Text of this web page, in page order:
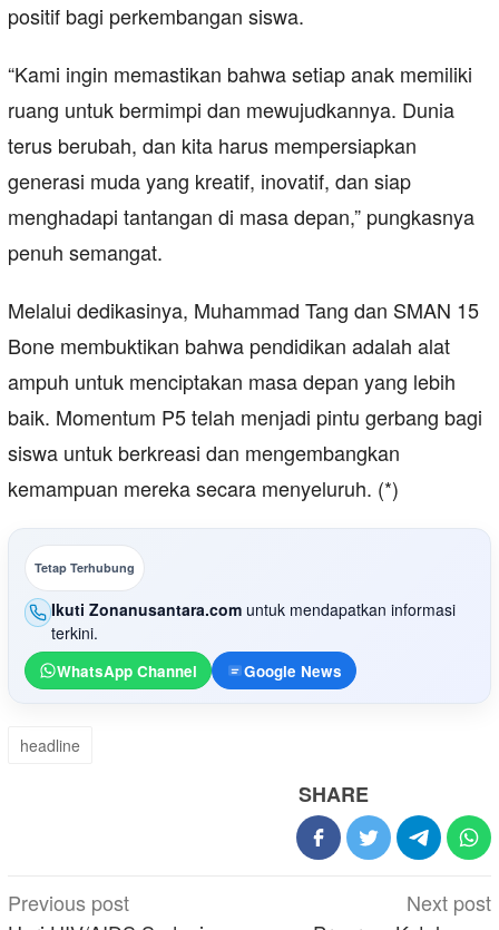
positif bagi perkembangan siswa.
“Kami ingin memastikan bahwa setiap anak memiliki
ruang untuk bermimpi dan mewujudkannya. Dunia
terus berubah, dan kita harus mempersiapkan
generasi muda yang kreatif, inovatif, dan siap
menghadapi tantangan di masa depan,” pungkasnya
penuh semangat.
Melalui dedikasinya, Muhammad Tang dan SMAN 15
Bone membuktikan bahwa pendidikan adalah alat
ampuh untuk menciptakan masa depan yang lebih
baik. Momentum P5 telah menjadi pintu gerbang bagi
siswa untuk berkreasi dan mengembangkan
kemampuan mereka secara menyeluruh. (*)
Tetap Terhubung
Ikuti Zonanusantara.com untuk mendapatkan informasi
terkini.
WhatsApp Channel Google News
headline
SHARE
Post
Previous post
Next post